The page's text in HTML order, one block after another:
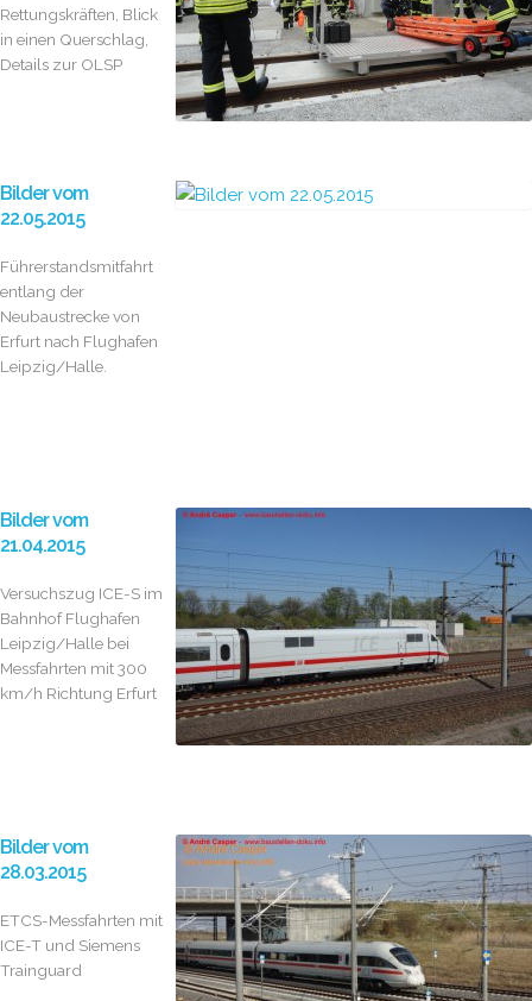
Rettungskräften, Blick
in einen Querschlag,
Details zur OLSP
Bilder vom
22.05.2015
Führerstandsmitfahrt
entlang der
Neubaustrecke von
Erfurt nach Flughafen
Leipzig/Halle.
Bilder vom
21.04.2015
Versuchszug ICE-S im
Bahnhof Flughafen
Leipzig/Halle bei
Messfahrten mit 300
km/h Richtung Erfurt
Bilder vom
28.03.2015
ETCS-Messfahrten mit
ICE-T und Siemens
Trainguard